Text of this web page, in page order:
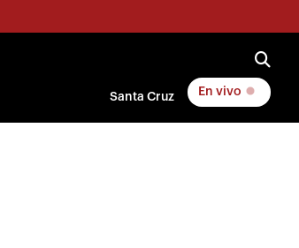
Santa Cruz En vivo